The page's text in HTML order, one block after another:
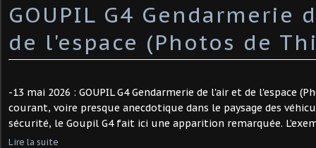
GOUPIL G4 Gendarmerie
de l'espace (Photos de
-13 mai 2026 : GOUPIL G4 Gendarmerie de l'air et de l'espace
courant, voire presque anecdotique dans le paysage des
sécurité, le Goupil G4 fait ici une apparition remarquée.
Lire la suite